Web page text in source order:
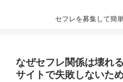
なぜセフレ関係は壊れ
サイトで失敗しないた